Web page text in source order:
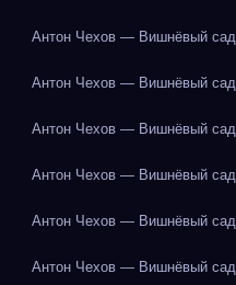
Антон Чехов — Вишнёвый сад
Антон Чехов — Вишнёвый сад
Антон Чехов — Вишнёвый сад
Антон Чехов — Вишнёвый сад
Антон Чехов — Вишнёвый сад
Антон Чехов — Вишнёвый сад